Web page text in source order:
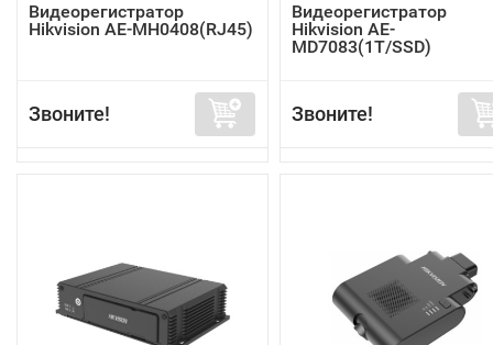
Видеорегистратор
Hikvision AE-MH0408(RJ45)
Звоните!
Видеорегистратор
Hikvision AE-
MD7083(1T/SSD)
Звоните!